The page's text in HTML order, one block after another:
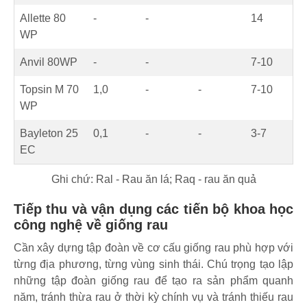
Allette 80
WP
- - 14
Anvil 80WP - - 7-10
Topsin M 70
WP
1,0 - - 7-10
Bayleton 25
EC
0,1 - - 3-7
Ghi chứ: Ral - Rau ăn lá; Raq - rau ăn quả
Tiếp thu và vận dụng các tiến bộ khoa học
công nghệ về giống rau
Cần xây dựng tập đoàn về cơ cấu giống rau phù hợp với
từng địa phương, từng vùng sinh thái. Chú trọng tạo lập
những tập đoàn giống rau để tạo ra sản phẩm quanh
năm, tránh thừa rau ở thời kỳ chính vụ và tránh thiếu rau